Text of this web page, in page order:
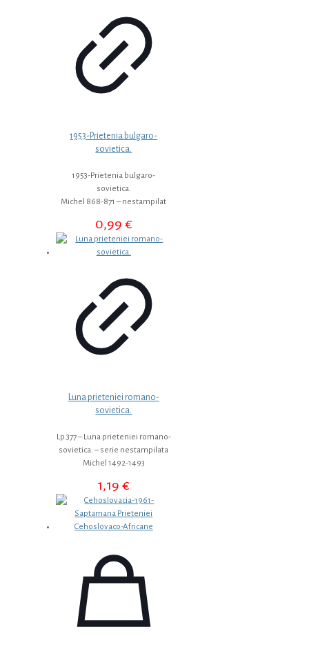
1953-Prietenia bulgaro-
sovietica.
1953-Prietenia bulgaro-
sovietica.
Michel 868-871 – nestampilat
0,99 €
Luna prieteniei romano-
sovietica.
Lp.377 – Luna prieteniei romano-
sovietica. – serie nestampilata
Michel 1492-1493
1,19€